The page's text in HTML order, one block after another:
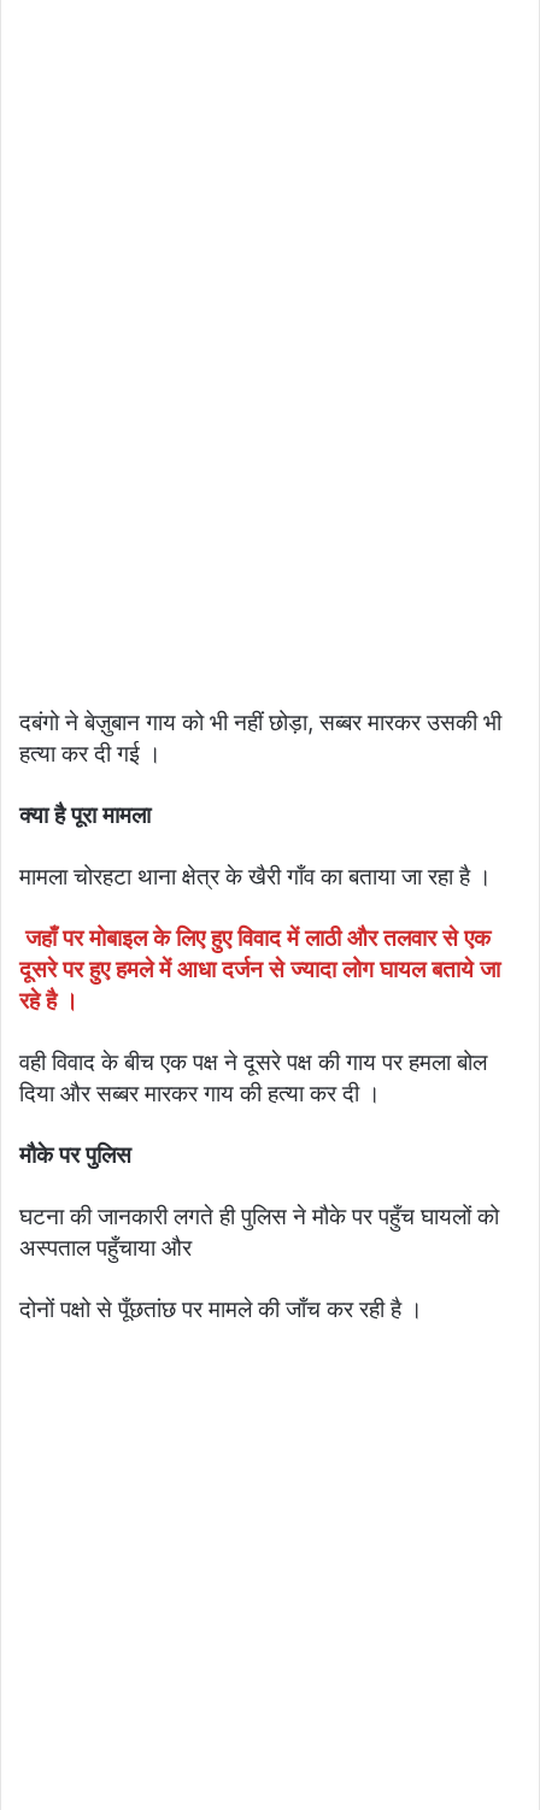
दबंगो ने बेज़ुबान गाय को भी नहीं छोड़ा, सब्बर मारकर उसकी भी
हत्या कर दी गई ।
क्या है पूरा मामला
मामला चोरहटा थाना क्षेत्र के खैरी गाँव का बताया जा रहा है ।
जहाँ पर मोबाइल के लिए हुए विवाद में लाठी और तलवार से एक
दूसरे पर हुए हमले में आधा दर्जन से ज्यादा लोग घायल बताये जा
रहे है ।
वही विवाद के बीच एक पक्ष ने दूसरे पक्ष की गाय पर हमला बोल
दिया और सब्बर मारकर गाय की हत्या कर दी ।
मौके पर पुलिस
घटना की जानकारी लगते ही पुलिस ने मौके पर पहुँच घायलों को
अस्पताल पहुँचाया और
दोनों पक्षो से पूँछतांछ पर मामले की जाँच कर रही है ।